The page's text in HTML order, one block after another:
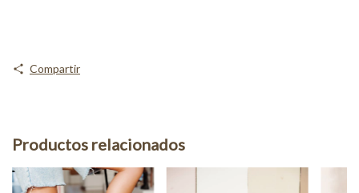
Compartir
Productos relacionados